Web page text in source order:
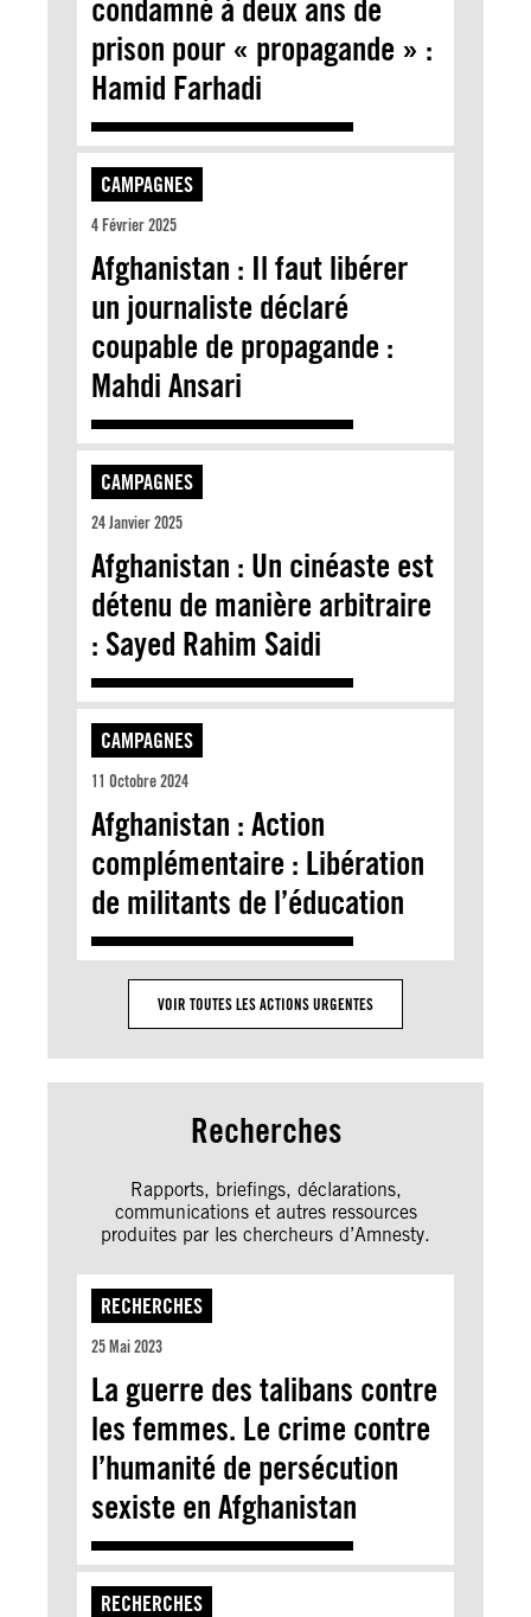
condamné à deux ans de
prison pour « propagande » :
Hamid Farhadi
CAMPAGNES
4 Février 2025
Afghanistan : Il faut libérer
un journaliste déclaré
coupable de propagande :
Mahdi Ansari
CAMPAGNES
24 Janvier 2025
Afghanistan : Un cinéaste est
détenu de manière arbitraire
: Sayed Rahim Saidi
CAMPAGNES
11 Octobre 2024
Afghanistan : Action
complémentaire : Libération
de militants de l’éducation
VOIR TOUTES LES ACTIONS URGENTES
Recherches
Rapports, briefings, déclarations,
communications et autres ressources
produites par les chercheurs d’Amnesty.
RECHERCHES
25 Mai 2023
La guerre des talibans contre
les femmes. Le crime contre
l’humanité de persécution
sexiste en Afghanistan
RECHERCHES